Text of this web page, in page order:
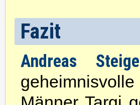
Fazit
Andreas